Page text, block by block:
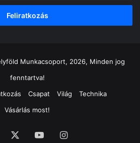
Munkacsoport, 2026, Minden jog
fenntartva!
Csapat Világ
Technika
Vásárlás most!
YouTubeInstagram